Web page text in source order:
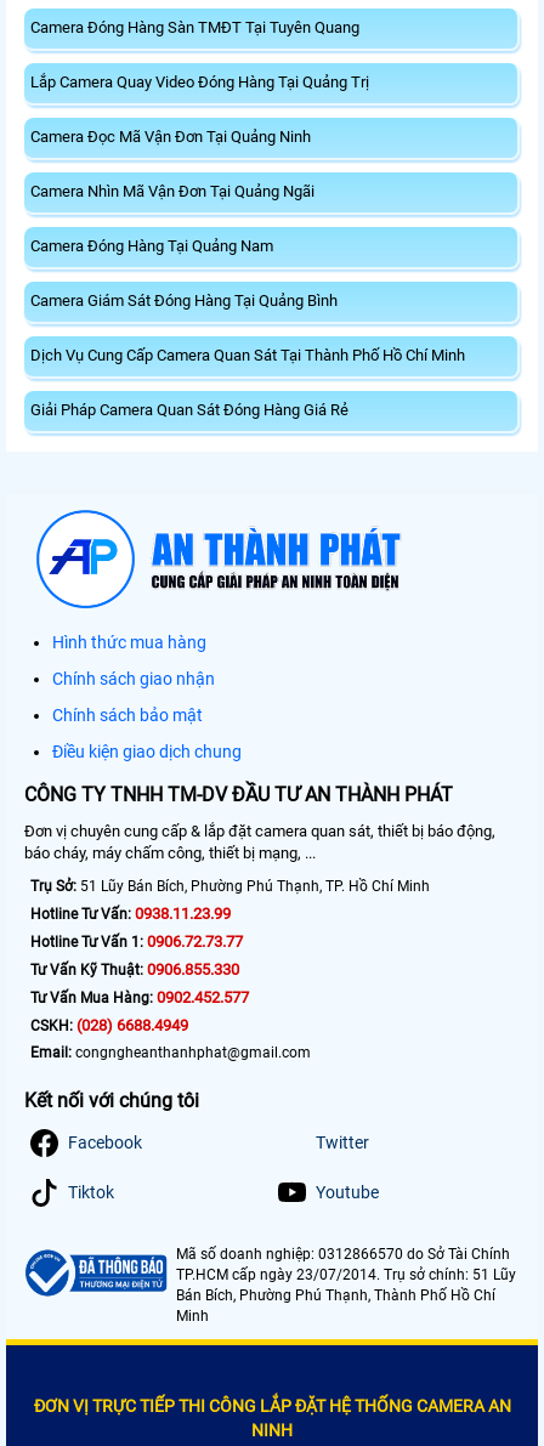
Camera Đóng Hàng Sàn TMĐT Tại Tuyên Quang
Lắp Camera Quay Video Đóng Hàng Tại Quảng Trị
Camera Đọc Mã Vận Đơn Tại Quảng Ninh
Camera Nhìn Mã Vận Đơn Tại Quảng Ngãi
Camera Đóng Hàng Tại Quảng Nam
Camera Giám Sát Đóng Hàng Tại Quảng Bình
Dịch Vụ Cung Cấp Camera Quan Sát Tại Thành Phố Hồ Chí Minh
Giải Pháp Camera Quan Sát Đóng Hàng Giá Rẻ
Hình thức mua hàng
Chính sách giao nhận
Chính sách bảo mật
Điều kiện giao dịch chung
CÔNG TY TNHH TM-DV ĐẦU TƯ AN THÀNH PHÁT
Đơn vị chuyên cung cấp & lắp đặt camera quan sát, thiết bị báo động,
báo cháy, máy chấm công, thiết bị mạng, ...
Trụ Sở: 51 Lũy Bán Bích, Phường Phú Thạnh, TP. Hồ Chí Minh
Hotline Tư Vấn: 0938.11.23.99
Hotline Tư Vấn 1: 0906.72.73.77
Tư Vấn Kỹ Thuật: 0906.855.330
Tư Vấn Mua Hàng: 0902.452.577
CSKH: (028) 6688.4949
Email: congngheanthanhphat@gmail.com
Kết nối với chúng tôi
Facebook Twitter
Tiktok Youtube
Mã số doanh nghiệp: 0312866570 do Sở Tài Chính
TP.HCM cấp ngày 23/07/2014. Trụ sở chính: 51 Lũy
Bán Bích, Phường Phú Thạnh, Thành Phố Hồ Chí
Minh
ĐƠN VỊ TRỰC TIẾP THI CÔNG LẮP ĐẶT HỆ THỐNG CAMERA AN
NINH